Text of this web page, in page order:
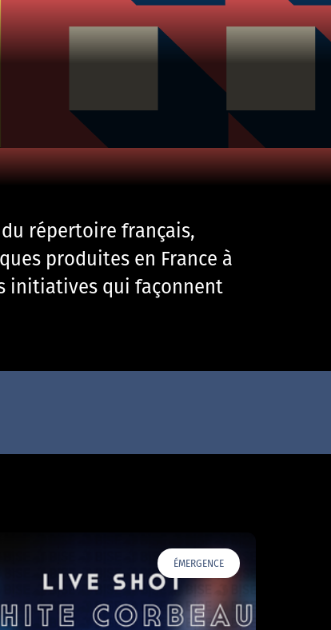
répertoire français,
produites en France à
initiatives qui façonnent
ÉMERGENCE